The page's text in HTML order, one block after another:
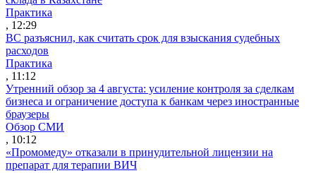
Практика
, 12:29
ВС разъяснил, как считать срок для взыскания судебных
расходов
Практика
, 11:12
Утренний обзор за 4 августа: усиление контроля за сделкам
бизнеса и ограничение доступа к банкам через иностранные
браузеры
Обзор СМИ
, 10:12
«Промомеду» отказали в принудительной лицензии на
препарат для терапии ВИЧ